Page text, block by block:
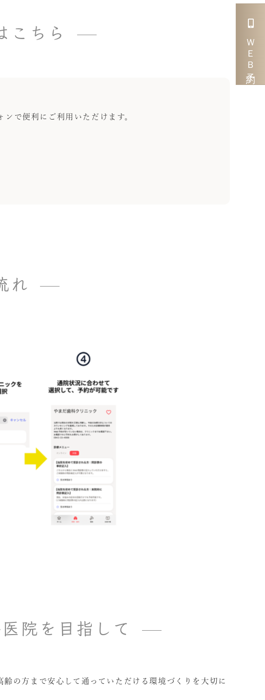
ＷＥＢ予約
こちら
で便利にご利用いただけます。
れ
院を目指して
の方まで安心して通っていただける環境づくりを大切に